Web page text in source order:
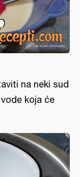
na neki sud
koja će